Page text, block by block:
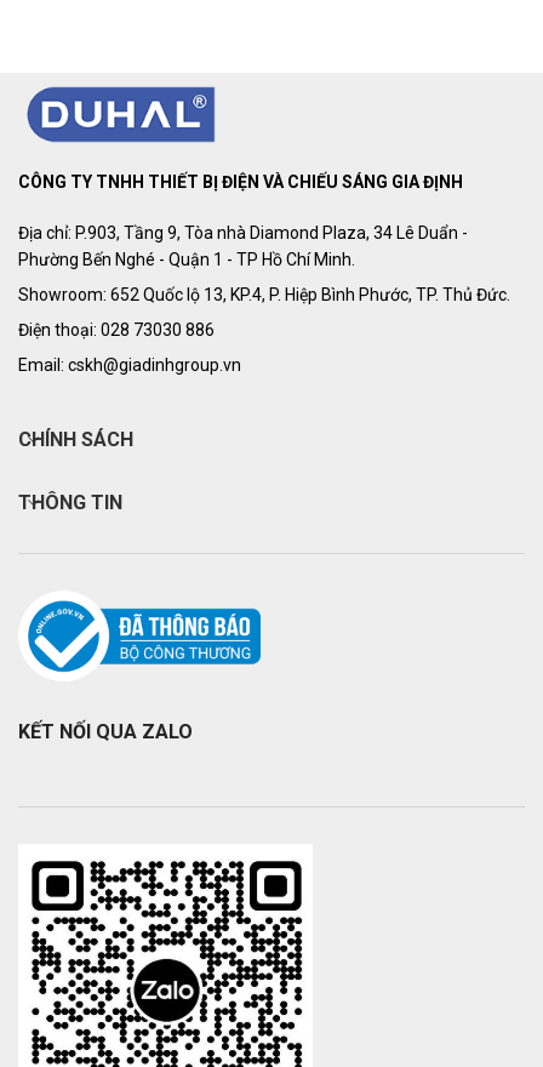
CÔNG TY TNHH THIẾT BỊ ĐIỆN VÀ CHIẾU SÁNG GIA ĐỊNH
Địa chỉ: P.903, Tầng 9, Tòa nhà Diamond Plaza, 34 Lê Duẩn -
Phường Bến Nghé - Quận 1 - TP Hồ Chí Minh.
Showroom: 652 Quốc lộ 13, KP.4, P. Hiệp Bình Phước, TP. Thủ Đức.
Điện thoại: 028 73030 886
Email: cskh@giadinhgroup.vn
CHÍNH SÁCH
THÔNG TIN
KẾT NỐI QUA ZALO